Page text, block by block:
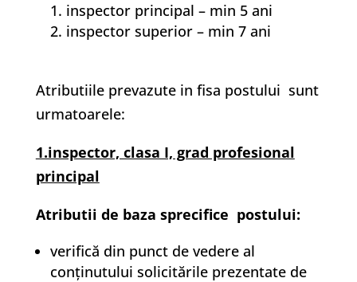
inspector principal – min 5 ani
inspector superior – min 7 ani
Atributiile prevazute in fisa postului sunt
urmatoarele:
1.inspector, clasa I, grad profesional
principal
Atributii de baza sprecifice postului:
verifică din punct de vedere al
conţinutului solicitările prezentate de